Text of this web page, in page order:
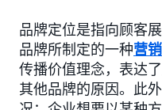
品牌定位是指向顾客
品牌所制定的一种营
传播价值理念，表达
其他品牌的原因。此